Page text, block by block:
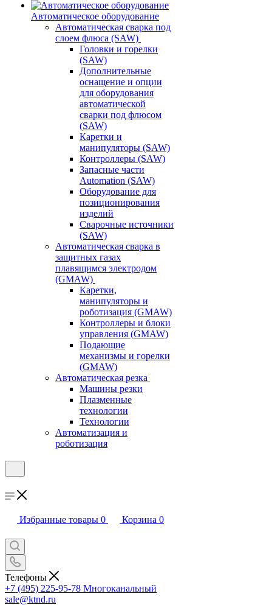
Автоматическое оборудование
Автоматическая сварка под
слоем флюса (SAW)
Головки и горелки
(SAW)
Дополнительные
оснащение и опции
для оборудования
автоматической
сварки под флюсом
(SAW)
Каретки и
манипуляторы (SAW)
Контроллеры (SAW)
Запасные части
Automation (SAW)
Оборудование для
позиционирования
изделий
Сварочные источники
(SAW)
Автоматическая сварка в
защитных газах
плавящимся электродом
(GMAW)
Каретки,
манипуляторы и
роботизация (GMAW)
Контроллеры и блоки
управления (GMAW)
Подающие
механизмы и горелки
(GMAW)
Автоматическая резка
Машины резки
Плазменные
технологии
Технологии
Автоматизация и
роботизация
Избранные товары 0 Корзина 0
Телефоны
+7 (495) 225-95-78 Многоканальный
sale@ktnd.ru